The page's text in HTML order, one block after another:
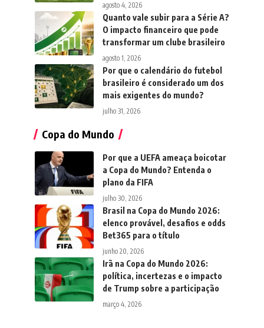
agosto 4, 2026
Quanto vale subir para a Série A?
O impacto financeiro que pode
transformar um clube brasileiro
agosto 1, 2026
Por que o calendário do futebol
brasileiro é considerado um dos
mais exigentes do mundo?
julho 31, 2026
Copa do Mundo
Por que a UEFA ameaça boicotar
a Copa do Mundo? Entenda o
plano da FIFA
julho 30, 2026
Brasil na Copa do Mundo 2026:
elenco provável, desafios e odds
Bet365 para o título
junho 20, 2026
Irã na Copa do Mundo 2026:
política, incertezas e o impacto
de Trump sobre a participação
março 4, 2026